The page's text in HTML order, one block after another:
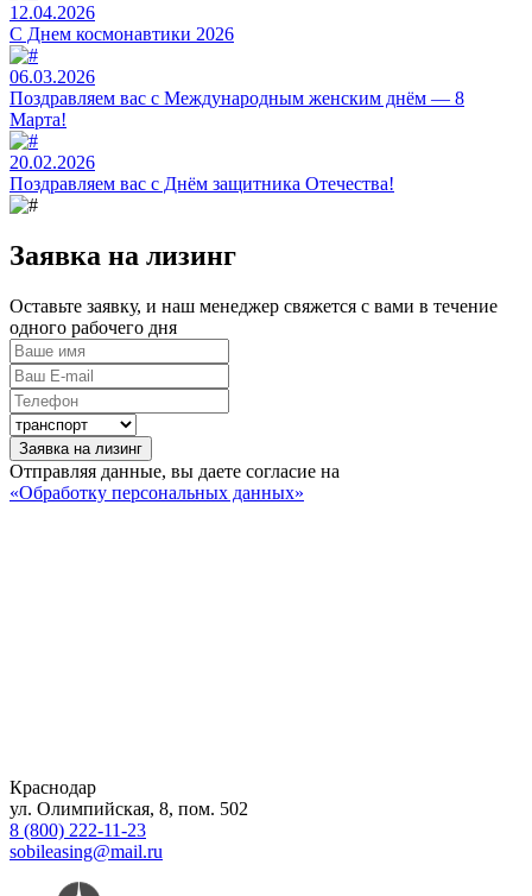
12.04.2026
C Днем космонавтики 2026
06.03.2026
Поздравляем вас с Международным женским днём — 8
Марта!
20.02.2026
Поздравляем вас с Днём защитника Отечества!
Заявка на лизинг
Оставьте заявку, и наш менеджер свяжется с вами в течение
одного рабочего дня
Заявка на лизинг
Отправляя данные, вы даете согласие на
«Обработку персональных данных»
Краснодар
ул. Олимпийская, 8, пом. 502
8 (800) 222-11-23
sobileasing@mail.ru